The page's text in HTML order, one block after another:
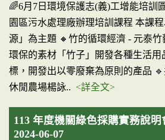
🌈6月7日環境保護志(義)工增能培訓
園區污水處理廠辦理培訓課程 本課
源」為主題 🔸竹的循環經濟 - 元泰
環保的素材「竹子」開發各種生活用
標，開發出以零廢棄為原則的產品
休閒農場楊詠.. <詳全文>
113 年度機關綠色採購實務說明
2024-06-07